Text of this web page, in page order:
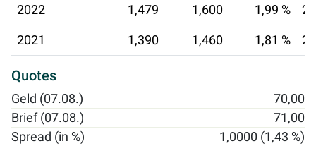
2022 1,479 1,600 1,99 %
2021 1,390 1,460 1,81 %
Quotes
Geld (07.08.)
70,00
Brief (07.08.)
71,00
Spread (in %)
1,0000 (1,43 %)